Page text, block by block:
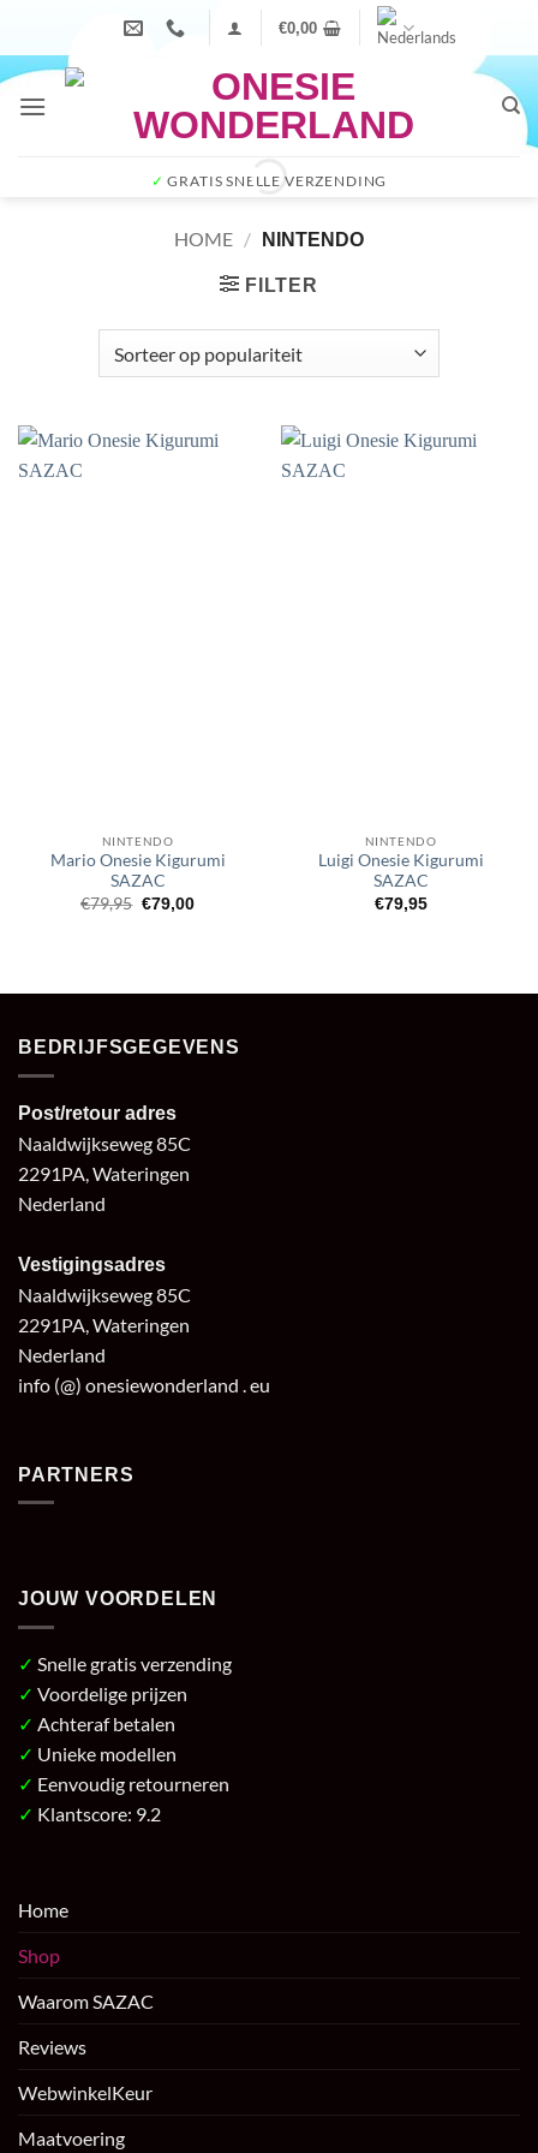
inhoud
€0,00
✓ GRATIS SNELLE VERZENDING
HOME / NINTENDO
FILTER
NINTENDO
Mario Onesie Kigurumi
SAZAC
€79,95 Oorspronkelijke
prijs
€79,00Huidige
NINTENDO
Luigi Onesie Kigurumi
SAZAC
€79,95
BEDRIJFSGEGEVENS
Post/retour adres
Naaldwijkseweg 85C
2291PA, Wateringen
Nederland
Vestigingsadres
Naaldwijkseweg 85C
2291PA, Wateringen
Nederland
info (@) onesiewonderland . eu
PARTNERS
JOUW VOORDELEN
✓ Snelle gratis verzending
✓ Voordelige prijzen
✓ Achteraf betalen
✓ Unieke modellen
✓ Eenvoudig retourneren
✓ Klantscore: 9.2
Home
Shop
Waarom SAZAC
Reviews
WebwinkelKeur
Maatvoering